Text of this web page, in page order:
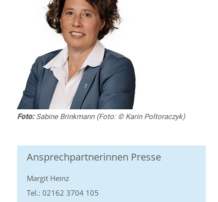
Foto:Sabine Brinkmann (Foto: © Karin Poltoraczyk)
Ansprechpartnerinnen Presse
Margit Heinz
Tel.: 02162 3704 105